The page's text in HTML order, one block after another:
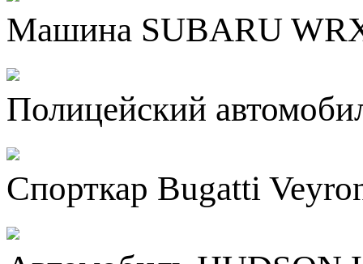
Машина SUBARU
Полицейский
Спорткар Bugatti